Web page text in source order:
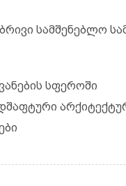
სამშენებლო
სფეროში